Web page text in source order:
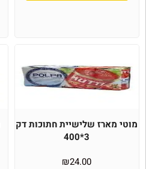
מוטי מארז שלישיית חתוכות דק
3*400
₪24.00